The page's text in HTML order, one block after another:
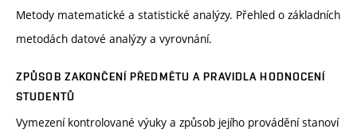
Metody matematické a statistické analýzy. Přehled o základních
metodách datové analýzy a vyrovnání.
ZPŮSOB ZAKONČENÍ PŘEDMĚTU A PRAVIDLA HODNOCENÍ
STUDENTŮ
Vymezení kontrolované výuky a způsob jejího provádění stanoví